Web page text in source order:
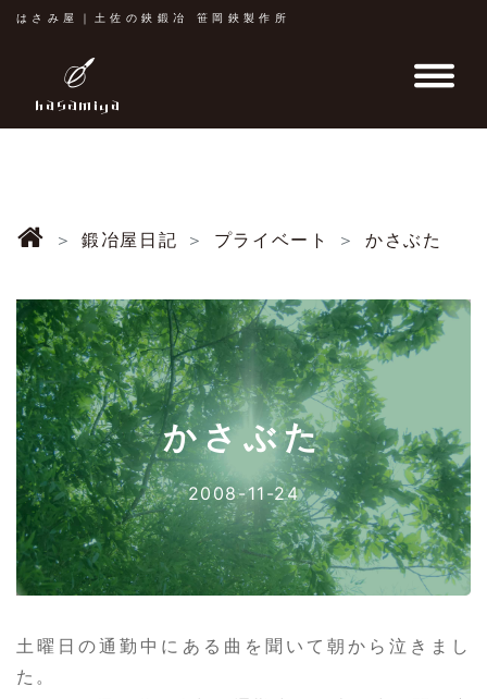
はさみ屋｜土佐の鋏鍛冶 笹岡鋏製作所
鍛冶屋日記 プライベート かさぶた
かさぶた
2008-11-24
土曜日の通勤中にある曲を聞いて朝から泣きまし
た。